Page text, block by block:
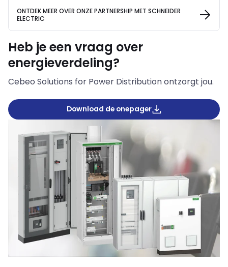
ONTDEK MEER OVER ONZE PARTNERSHIP MET SCHNEIDER
ELECTRIC
Heb je een vraag over
energieverdeling?
Cebeo Solutions for Power Distribution ontzorgt jou.
Download de onepager